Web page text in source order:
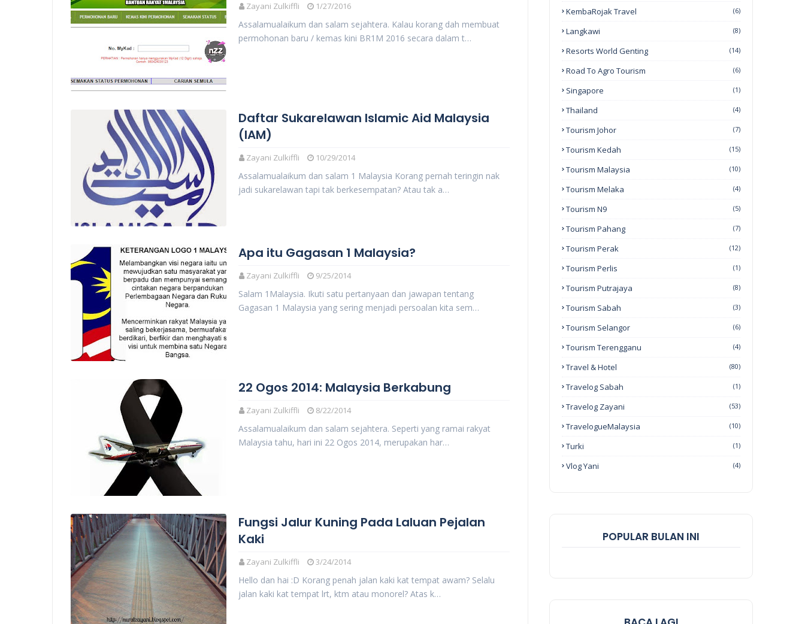
Zayani Zulkiffli 1/27/2016
Assalamualaikum dan salam sejahtera. Kalau korang dah membuat
permohonan baru / kemas kini BR1M 2016 secara dalam t…
Daftar Sukarelawan Islamic Aid Malaysia
(IAM)
Zayani Zulkiffli 10/29/2014
Assalamualaikum dan salam 1 Malaysia Korang pernah teringin nak
jadi sukarelawan tapi tak berkesempatan? Atau tak a…
Apa itu Gagasan 1 Malaysia?
Zayani Zulkiffli 9/25/2014
Salam 1Malaysia. Ikuti satu pertanyaan dan jawapan tentang
Gagasan 1 Malaysia yang sering menjadi persoalan kita sem…
22 Ogos 2014: Malaysia Berkabung
Zayani Zulkiffli 8/22/2014
Assalamualaikum dan salam sejahtera. Seperti yang ramai rakyat
Malaysia tahu, hari ini 22 Ogos 2014, merupakan har…
Fungsi Jalur Kuning Pada Laluan Pejalan
Kaki
Zayani Zulkiffli 3/24/2014
Hello dan hai :D Korang penah jalan kaki kat tempat awam? Selalu
jalan kaki kat tempat lrt, ktm atau monorel? Atas k…
KembaRojak Travel (6)
Langkawi (8)
Resorts World Genting (14)
Road To Agro Tourism (6)
Singapore (1)
Thailand (4)
Tourism Johor (7)
Tourism Kedah (15)
Tourism Malaysia (10)
Tourism Melaka (4)
Tourism N9 (5)
Tourism Pahang (7)
Tourism Perak (12)
Tourism Perlis (1)
Tourism Putrajaya (8)
Tourism Sabah (3)
Tourism Selangor (6)
Tourism Terengganu (4)
Travel & Hotel (80)
Travelog Sabah (1)
Travelog Zayani (53)
TravelogueMalaysia (10)
Turki (1)
Vlog Yani (4)
POPULAR BULAN INI